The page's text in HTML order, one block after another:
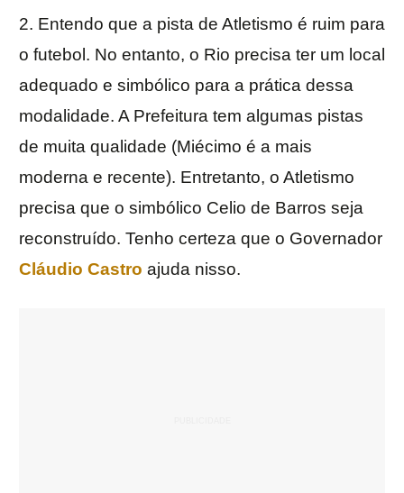
2. Entendo que a pista de Atletismo é ruim para
o futebol. No entanto, o Rio precisa ter um local
adequado e simbólico para a prática dessa
modalidade. A Prefeitura tem algumas pistas
de muita qualidade (Miécimo é a mais
moderna e recente). Entretanto, o Atletismo
precisa que o simbólico Celio de Barros seja
reconstruído. Tenho certeza que o Governador
Cláudio Castro ajuda nisso.